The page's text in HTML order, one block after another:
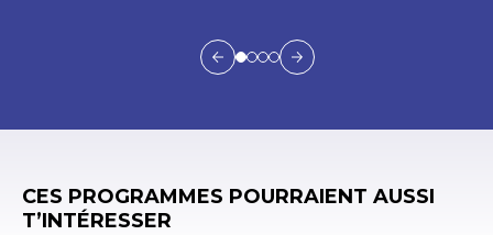
CES PROGRAMMES POURRAIENT AUSSI
T’INTÉRESSER